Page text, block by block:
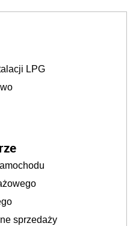
LPG
sprzedaży